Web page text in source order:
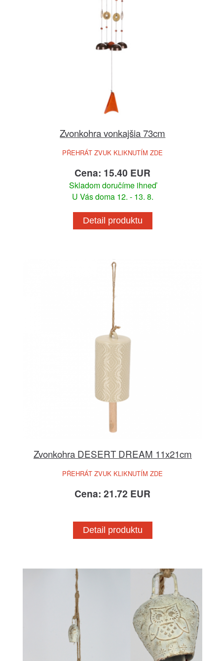
Zvonkohra vonkajšia 73cm
PŘEHRÁT ZVUK KLIKNUTÍM ZDE
Cena: 15.40 EUR
Skladom doručíme ihneď
U Vás doma 12. - 13. 8.
Detail produktu
Zvonkohra DESERT DREAM 11x21cm
PŘEHRÁT ZVUK KLIKNUTÍM ZDE
Cena: 21.72 EUR
Detail produktu